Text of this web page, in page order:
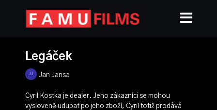
Legáček
Jan Jansa
Cyril Kostka je dealer. Jeho zákazníci se mohou
vysloveně udupat po jeho zboží, Cyril totiž prodává